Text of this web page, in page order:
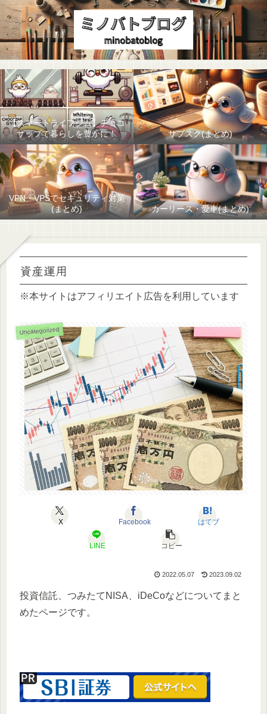
【スマートライフジム】チョコ
ザップで暮らしを豊かに！
サブスク(まとめ)
VPN・VPSでセキュリティ対策
(まとめ)
カーリース・愛車(まとめ)
資産運用
※本サイトはアフィリエイト広告を利用しています
Uncategorized
X Facebook はてブ
LINE コピー
2022.05.07 2023.09.02
投資信託、つみたてNISA、iDeCoなどについてまと
めたページです。